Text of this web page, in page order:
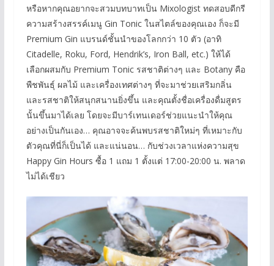
หรือหากคุณอยากจะสวมบทบาทเป็น Mixologist ทดสอบดีกรี
ความสร้างสรรค์เมนู Gin Tonic ในสไตล์ของคุณเอง ก็จะมี
Premium Gin แบรนด์ชั้นนำของโลกกว่า 10 ตัว (อาทิ
Citadelle, Roku, Ford, Hendrik’s, Iron Ball, etc.) ให้ได้
เลือกผสมกับ Premium Tonic รสชาติต่างๆ และ Botany คือ
พืชพันธุ์ ผลไม้ และเครื่องเทศต่างๆ ที่จะมาช่วยเสริมกลิ่น
และรสชาติให้สนุกสนานยิ่งขึ้น และคุณตั้งชื่อเครื่องดื่มสูตร
นั้นขึ้นมาได้เลย โดยจะมีบาร์เทนเดอร์ช่วยแนะนำให้คุณ
อย่างเป็นกันเอง… คุณอาจจะค้นพบรสชาติใหม่ๆ ที่เหมาะกับ
ตัวคุณที่นี่ก็เป็นได้ และแน่นอน… กับช่วงเวลาแห่งความสุข
Happy Gin Hours ซื้อ 1 แถม 1 ตั้งแต่ 17:00-20:00 น. พลาด
ไม่ได้เชียว